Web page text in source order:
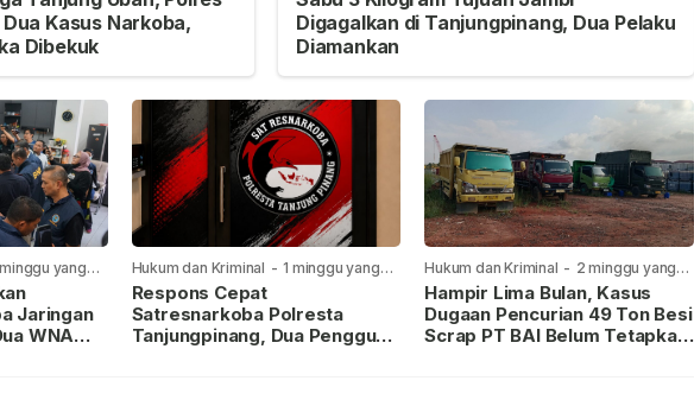
Kasus Narkoba,
Dibekuk
Digagalkan di Tanjungpinang, Dua Pelaku
Diamankan
yang
Jaringan
WNA
Hukum dan Kriminal - 1 minggu yang
lalu
Respons Cepat
Satresnarkoba Polresta
Tanjungpinang, Dua Pengguna
Hukum dan Kriminal - 2 minggu yang
lalu
Hampir Lima Bulan, Kasus
Dugaan Pencurian 49 Ton Besi
Scrap PT BAI Belum Tetapkan